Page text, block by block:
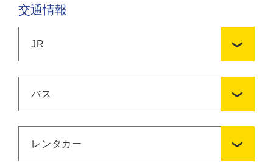
交通情報
JR
バス
レンタカー